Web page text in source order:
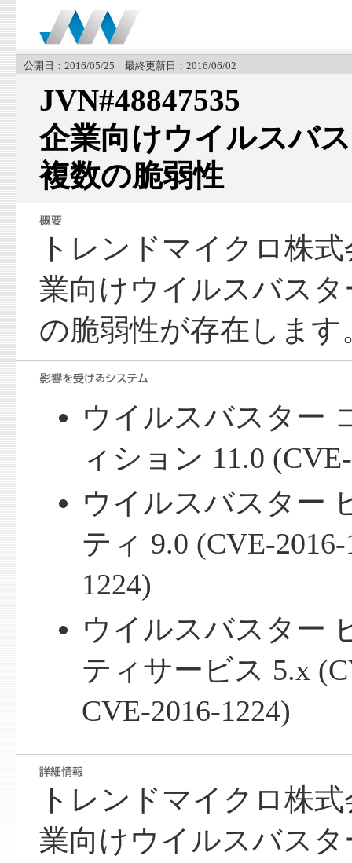
公開日：2016/05/25 最終更新日：2016/06/02
JVN#48847535
企業向けウイルスバ
複数の脆弱性
トレンドマイクロ株
業向けウイルスバス
の脆弱性が存在します
ウイルスバスター
ィション 11.0
ウイルスバスター
ティ 9.0 (CVE-
1224)
ウイルスバスター
ティサービス 5.x
CVE-2016-1224)
トレンドマイクロ株
業向けウイルスバス